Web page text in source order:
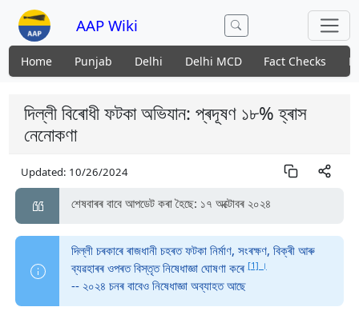
AAP Wiki
Home Punjab Delhi Delhi MCD Fact Checks
দিল্লী বিৰোধী ফটকা অভিযান: প্ৰদূষণ ১৮% হ্ৰাস
নেনোকণা
Updated: 10/26/2024
শেষবাৰৰ বাবে আপডেট কৰা হৈছে: ১৭ অক্টোবৰ ২০২৪
দিল্লী চৰকাৰে ৰাজধানী চহৰত ফটকা নিৰ্মাণ, সংৰক্ষণ, বিক্ৰী আৰু
ব্যৱহাৰৰ ওপৰত বিস্তৃত নিষেধাজ্ঞা ঘোষণা কৰে[1] ।
-- ২০২৪ চনৰ বাবেও নিষেধাজ্ঞা অব্যাহত আছে